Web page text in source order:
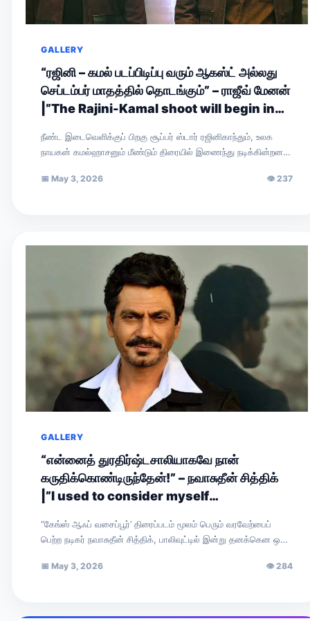
GALLERY
“ரஜினி – கமல் படப்பிடிப்பு வரும் ஆகஸ்ட் அல்லது
செப்டம்பர் மாதத்தில் தொடங்கும்” – ராஜீவ் மேனன்
|”The Rajini-Kamal shoot will begin in
Menon.
நீண்ட இடைவெளிக்குப் பிறகு சூப்பர் ஸ்டார் ரஜினிகாந்தும், உலக
நாயகன் கமல்ஹாசனும் மீண்டும் திரையில் இணைந்து நடிக்கின்றனர்.
சமீபத்தில்…
📅 May 3, 2026 👁237
GALLERY
“என்னைத் துரதிர்ஷ்டசாலியாகவே நான்
கருதிக்கொண்டிருந்தேன்!” – நவாசுதீன் சித்திக்
|”I used to consider myself
“கேங்ஸ் ஆஃப் வசைப்பூர்’ திரைப்படம் மூலம் பெரும் வரவேற்பைப்
பெற்ற நடிகர் நவாசுதீன் சித்திக், பாலிவுட்டில் இன்று தனக்கென ஒரு
📅 May 3, 2026 👁284